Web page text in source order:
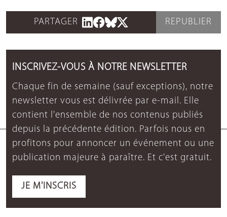
PARTAGER REPUBLIER
INSCRIVEZ-VOUS À NOTRE NEWSLETTER
Chaque fin de semaine (sauf exceptions), notre
newsletter vous est délivrée par e-mail. Elle
contient l'ensemble de nos contenus publiés
depuis la précédente édition. Parfois nous en
profitons pour annoncer un événement ou une
publication majeure à paraître. Et c'est gratuit.
JE M'INSCRIS